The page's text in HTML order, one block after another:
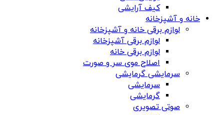
کیف آرایشی
خانه و آشپزخانه
لوازم برقی خانه و آشپزخانه
لوازم برقی آشپزخانه
لوازم برقی خانه
اصلاح موی سر و صورت
سرمایشی گرمایشی
سرمایشی
گرمایشی
صوتی تصویری